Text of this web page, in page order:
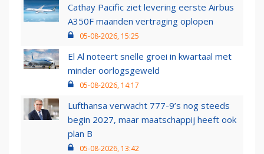
Cathay Pacific ziet levering eerste Airbus
A350F maanden vertraging oplopen
05-08-2026, 15:25
El Al noteert snelle groei in kwartaal met
minder oorlogsgeweld
05-08-2026, 14:17
Lufthansa verwacht 777-9’s nog steeds
begin 2027, maar maatschappij heeft ook
plan B
05-08-2026, 13:42